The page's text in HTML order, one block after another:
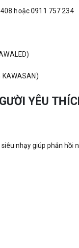
hoặc 0911 757 234
YÊU
nhạy giúp phản